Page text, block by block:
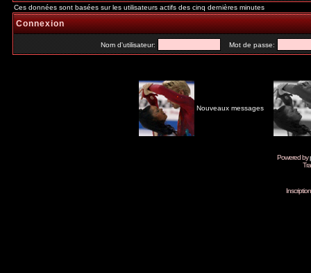
Ces données sont basées sur les utilisateurs actifs des cinq dernières minutes
Connexion
Nom d'utilisateur: Mot de passe:
Nouveaux messages
Powered by